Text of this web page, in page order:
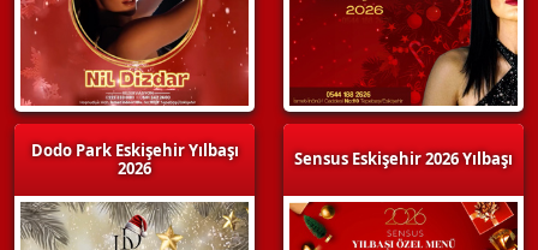
Dodo Park Eskişehir Yılbaşı
2026
Sensus Eskişehir 2026 Yılbaşı